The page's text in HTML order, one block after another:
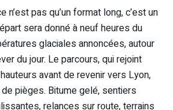
n’est pas qu’un format long, c’est un
sera donné à neuf heures du
glaciales annoncées, autour
du jour. Le parcours, qui rejoint
avant de revenir vers Lyon,
pièges. Bitume gelé, sentiers
relances sur route, terrains